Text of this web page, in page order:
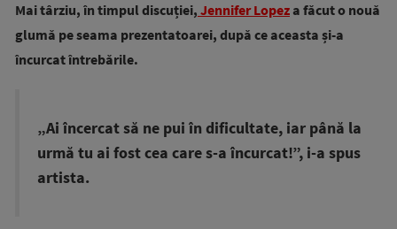
Mai târziu, în timpul discuției, Jennifer Lopez a făcut o nouă
glumă pe seama prezentatoarei, după ce aceasta și-a
încurcat întrebările.
„Ai încercat să ne pui în dificultate, iar până la
urmă tu ai fost cea care s-a încurcat!”, i-a spus
artista.